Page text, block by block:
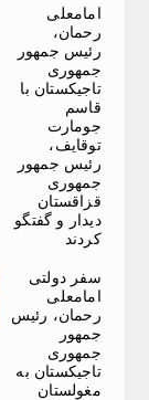
امامعلی
رحمان،
رئیس جمهور
جمهوری
تاجیکستان با
قاسم
جومارت
توقایف،
رئیس جمهور
جمهوری
قزاقستان
دیدار و گفتگو
کردند
سفر دولتی
امامعلی
رحمان، رئیس
جمهور
جمهوری
تاجیکستان به
مغولستان